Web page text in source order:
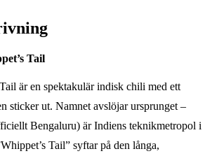
Tail
är en spektakulär indisk chili med ett
sticker ut. Namnet avslöjar ursprunget –
Bengaluru) är Indiens teknikmetropol i
Tail” syftar på den långa,